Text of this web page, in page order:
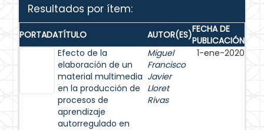
Resultados por ítem:
PORTADATÍTULO AUTOR(ES)FECHA DE
PUBLICACIÓN
Efecto de la
elaboración de un
material multimedia
en la producción de
procesos de
aprendizaje
autorregulado en
Miguel
Francisco
Javier
Lloret
Rivas
1-ene-2020